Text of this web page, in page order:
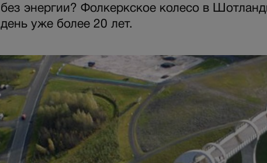
без энергии? Фолкеркское колесо в
день уже более 20 лет.